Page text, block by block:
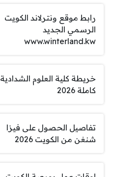
رابط موقع ونترلاند الكويت
الرسمي الجديد
www.winterland.kw
خريطة كلية العلوم الشدادية
كاملة 2026
تفاصيل الحصول على فيزا
شنغن من الكويت 2026